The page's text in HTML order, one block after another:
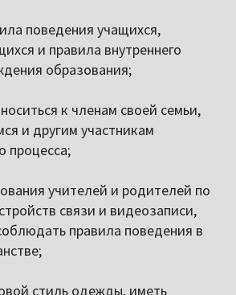
поведения учащихся,
и правила внутреннего
образования;
к членам своей семьи,
и другим участникам
процесса;
учителей и родителей по
связи и видеозаписи,
правила поведения в
стиль одежды, иметь